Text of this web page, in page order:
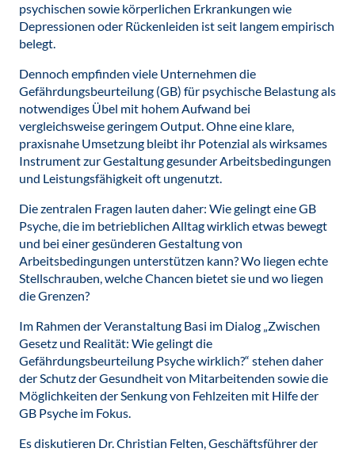
psychischen sowie körperlichen Erkrankungen wie
Depressionen oder Rückenleiden ist seit langem empirisch
belegt.
Dennoch empfinden viele Unternehmen die
Gefährdungsbeurteilung (GB) für psychische Belastung als
notwendiges Übel mit hohem Aufwand bei
vergleichsweise geringem Output. Ohne eine klare,
praxisnahe Umsetzung bleibt ihr Potenzial als wirksames
Instrument zur Gestaltung gesunder Arbeitsbedingungen
und Leistungsfähigkeit oft ungenutzt.
Die zentralen Fragen lauten daher: Wie gelingt eine GB
Psyche, die im betrieblichen Alltag wirklich etwas bewegt
und bei einer gesünderen Gestaltung von
Arbeitsbedingungen unterstützen kann? Wo liegen echte
Stellschrauben, welche Chancen bietet sie und wo liegen
die Grenzen?
Im Rahmen der Veranstaltung Basi im Dialog „Zwischen
Gesetz und Realität: Wie gelingt die
Gefährdungsbeurteilung Psyche wirklich?“ stehen daher
der Schutz der Gesundheit von Mitarbeitenden sowie die
Möglichkeiten der Senkung von Fehlzeiten mit Hilfe der
GB Psyche im Fokus.
Es diskutieren Dr. Christian Felten, Geschäftsführer der